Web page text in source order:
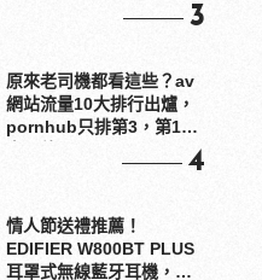
3
原來老司機都看這些？av
網站流量10大排行出爐，
pornhub只排第3，第1名
4
情人節送禮推薦！
EDIFIER W800BT PLUS
耳罩式無線藍牙耳機，在